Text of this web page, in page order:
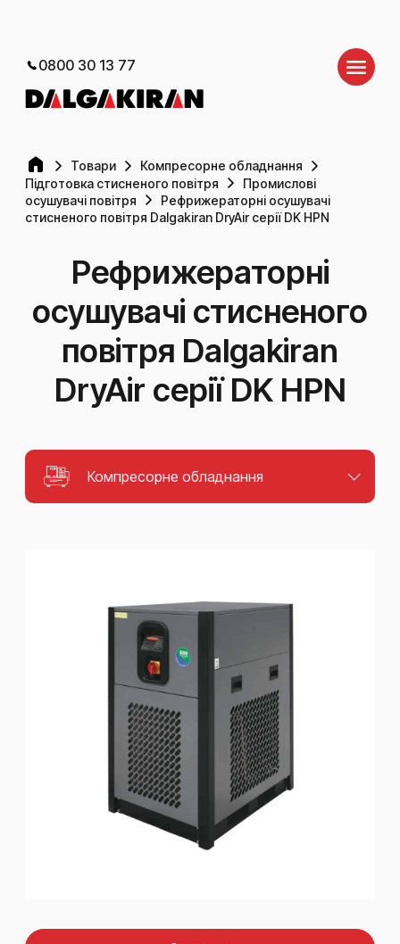
0800 30 13 77
Товари
Компресорне обладнання
Підготовка стисненого повітря
Промислові
осушувачі повітря
Рефрижераторні осушувачі
стисненого повітря Dalgakiran DryAir серії DK HPN
Рефрижераторні
осушувачі стисненого
повітря Dalgakiran
DryAir серії DK HPN
Компресорне обладнання